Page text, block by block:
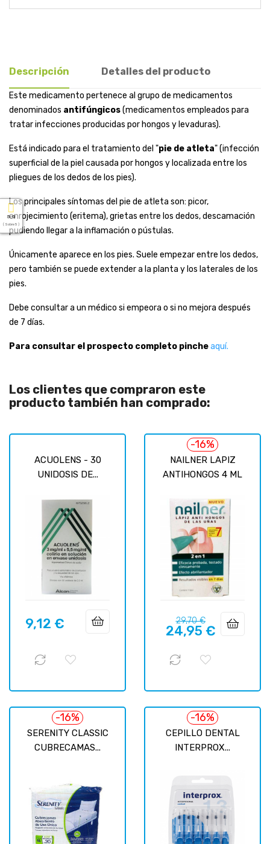
Descripción Detalles del producto
Este medicamento pertenece al grupo de medicamentos
denominados antifúngicos(medicamentos empleados para
tratar infecciones producidas por hongos y levaduras).
Está indicado para el tratamiento del "pie de atleta" (infección
superficial de la piel causada por hongos y localizada entre los
pliegues de los dedos de los pies).
Los principales síntomas del pie de atleta son: picor,
enrojecimiento (eritema), grietas entre los dedos, descamación
pudiendo llegar a la inflamación o pústulas.
Únicamente aparece en los pies. Suele empezar entre los dedos,
pero también se puede extender a la planta y los laterales de los
pies.
Debe consultar a un médico si empeora o si no mejora después
de 7 días.
Para consultar el prospecto completo pincheaquí.
Los clientes que compraron este
producto también han comprado:
ACUOLENS - 30
UNIDOSIS DE...
Precio
9,12 €
NAILNER LAPIZ
ANTIHONGOS 4 ML
-16%
Precio
regular
29,70 €Precio
24,95 €
SERENITY CLASSIC
CUBRECAMAS...
-16%
CEPILLO DENTAL
INTERPROX...
-16%
5.0
( Sobre 5 )